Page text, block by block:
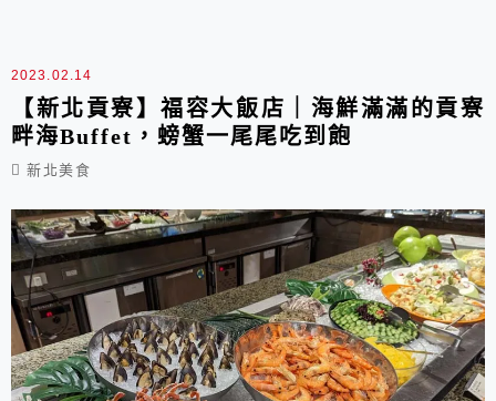
2023.02.14
【新北貢寮】福容大飯店｜海鮮滿滿的貢寮
畔海Buffet，螃蟹一尾尾吃到飽
新北美食